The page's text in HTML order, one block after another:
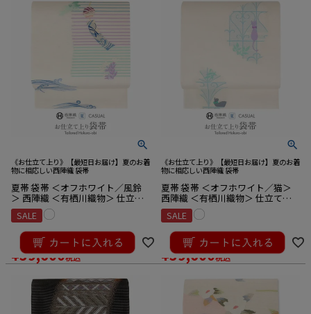
《お仕立て上り》【最短日お届け】夏のお着
物に相応しい西陣織 袋帯
夏帯 袋帯 ＜オフホワイト／風鈴
＞ 西陣織 ＜有栖川織物＞ 仕立て
上がり 正絹
SALE
41,800のところ
¥39,600税込
《お仕立て上り》【最短日お届け】夏のお着
物に相応しい西陣織 袋帯
夏帯 袋帯 ＜オフホワイト／猫＞
西陣織 ＜有栖川織物＞ 仕立て上
がり 正絹
SALE
41,800のところ
¥39,600税込